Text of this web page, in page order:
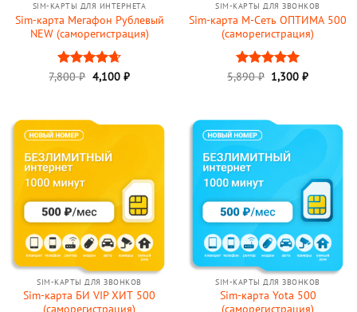
SIM-КАРТЫ ДЛЯ ИНТЕРНЕТА
Sim-карта Мегафон Рублевый
NEW (саморегистрация)
Оценка
7,800₽ Первоначальная
цена
4,100 ₽Текущая
SIM-КАРТЫ ДЛЯ ЗВОНКОВ
Sim-карта М-Сеть ОПТИМА 500
(саморегистрация)
Оценка5
5,890₽ Первоначальная
цена
1,300₽Текущая
SIM-КАРТЫ ДЛЯ ЗВОНКОВ
Sim-карта БИ VIP ХИТ 500
(саморегистрация)
SIM-КАРТЫ ДЛЯ ЗВОНКОВ
Sim-карта Yota 500
(саморегистрация)